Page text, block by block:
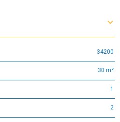
34200
30 m²
1
2